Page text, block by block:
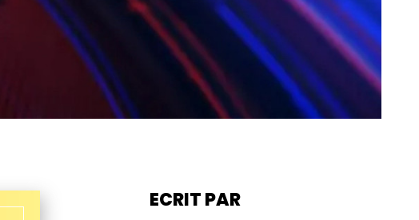
ECRIT PAR